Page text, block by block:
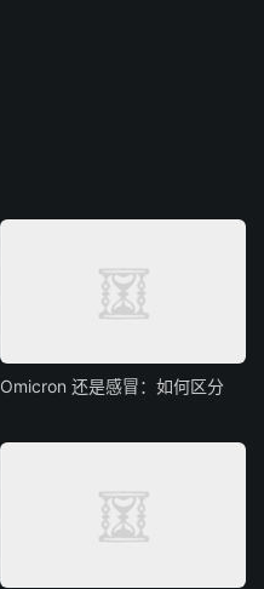
Omicron 还是感冒：如何区分